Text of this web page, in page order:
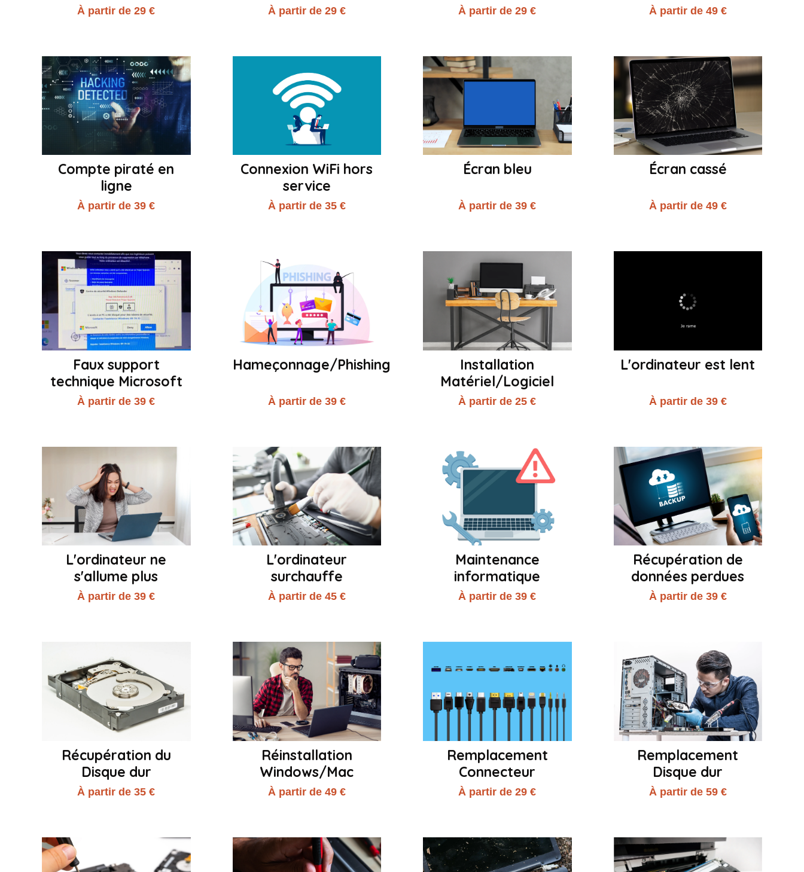
À partir de 29 € À partir de 29 € À partir de 29 € À partir de 49 €
Compte piraté en
ligne
À partir de 39 €
Connexion WiFi hors
service
À partir de 35 €
Écran bleu
À partir de 39 €
Écran cassé
À partir de 49 €
Faux support
technique Microsoft
À partir de 39 €
Hameçonnage/Phishing
À partir de 39 €
Installation
Matériel/Logiciel
À partir de 25 €
L'ordinateur est lent
À partir de 39 €
L'ordinateur ne
s'allume plus
À partir de 39 €
L'ordinateur
surchauffe
À partir de 45 €
Maintenance
informatique
À partir de 39 €
Récupération de
données perdues
À partir de 39 €
Récupération du
Disque dur
À partir de 35 €
Réinstallation
Windows/Mac
À partir de 49 €
Remplacement
Connecteur
À partir de 29 €
Remplacement
Disque dur
À partir de 59 €